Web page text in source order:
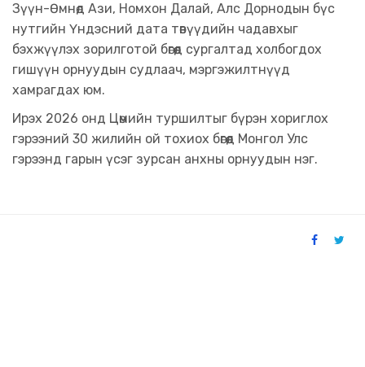
Зүүн-Өмнөд Ази, Номхон Далай, Алс Дорнодын бүс
нутгийн Үндэсний дата төвүүдийн чадавхыг
бэхжүүлэх зорилготой бөгөөд сургалтад холбогдох
гишүүн орнуудын судлаач, мэргэжилтнүүд
хамрагдах юм.
Ирэх 2026 онд Цөмийн туршилтыг бүрэн хориглох
гэрээний 30 жилийн ой тохиох бөгөөд Монгол Улс
гэрээнд гарын үсэг зурсан анхны орнуудын нэг.